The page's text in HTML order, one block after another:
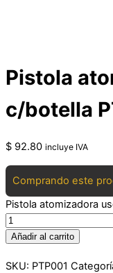
Pistola
c/botella
$ 92.80 incluye IVA
Comprando este
Pistola atomizadora
Añadir al carrito
SKU: PTP001